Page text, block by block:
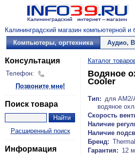
Калининградский магазин компьютерной и
Компьютеры, оргтехника
Аудио,
Консультация
Телефон:
Позвоните мне!
Поиск товара
Расширенный поиск
Информация
Каталог
Водяное
Cooler
Тип: для AM2/
водяное
Скорость
Наличие
Наличие
Бренд:
Гарантия: 12